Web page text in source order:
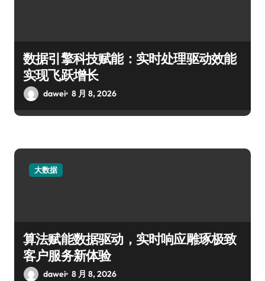
数据引擎科技赋能：实时处理驱动效能
实现飞跃增长
dawei 8 月 8, 2026
大数据
算法赋能数据驱动，实时响应雕琢极致
客户服务新体验
dawei 8 月 8, 2026